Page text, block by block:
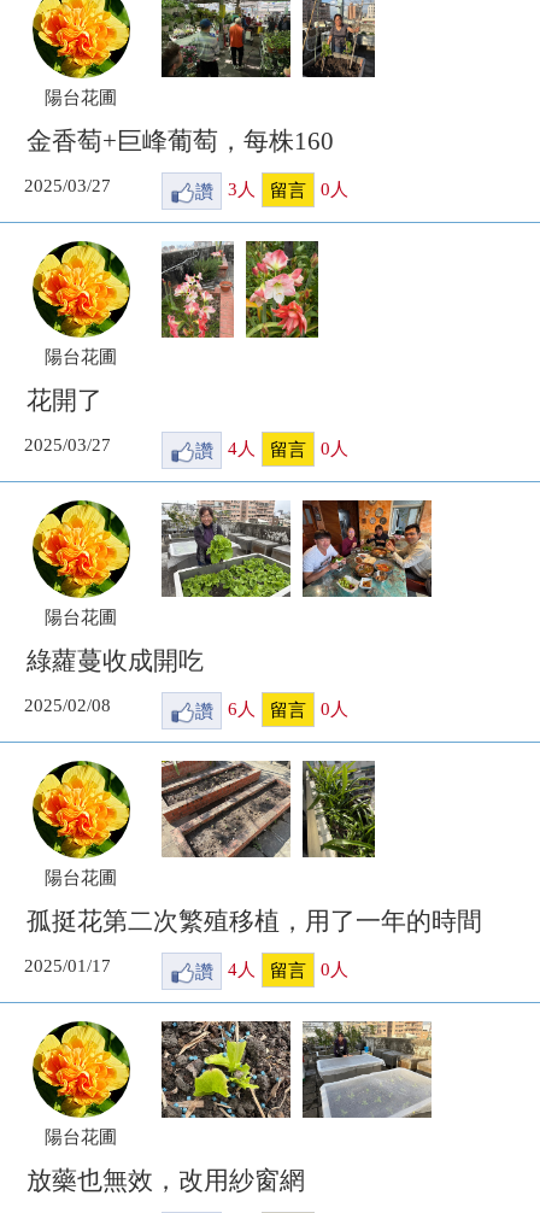
陽台花圃
金香萄+巨峰葡萄，每株160
2025/03/27 讚 3 人 留言 0 人
陽台花圃
花開了
2025/03/27 讚 4人 留言 0人
陽台花圃
綠蘿蔓收成開吃
2025/02/08 讚 6 人 留言 0 人
陽台花圃
孤挺花第二次繁殖移植，用了一年的時間
2025/01/17 讚 4人 留言 0 人
陽台花圃
放藥也無效，改用紗窗網